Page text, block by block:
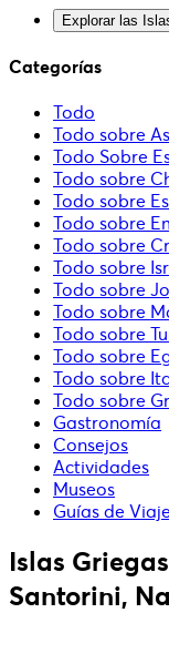
Explorar las
Categorías
Todo
Todo sobre
Todo Sobre
Todo sobre
Todo sobre
Todo sobre
Todo sobre
Todo sobre
Todo sobre
Todo sobre
Todo sobre
Todo sobre
Todo sobre
Todo sobre
Gastronomía
Consejos
Actividades
Museos
Guías de Viaje
Islas
Santorini,